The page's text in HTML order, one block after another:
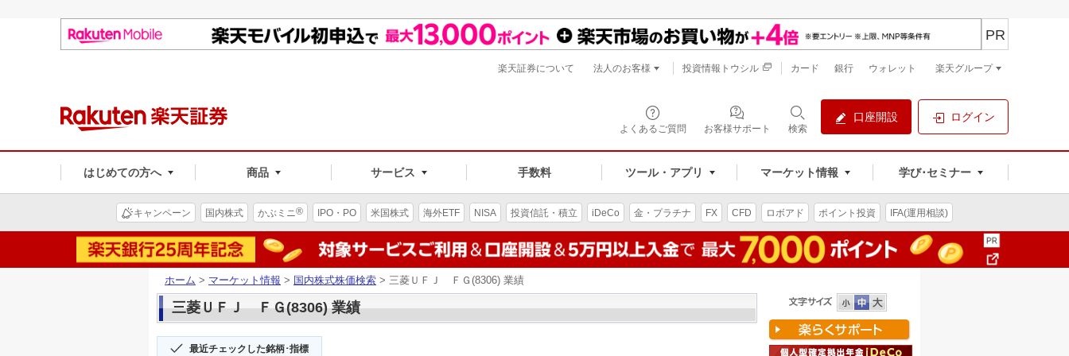
よくあるご質問 お客様サポート 検索
口座開設 ログイン
はじめての方へ 商品 サービス 手数料 ツール・アプリ マーケット情報 学び･セミナー
PR
楽天証券について 法人のお客様 投資情報トウシル カード 銀行 ウォレット 楽天グループ
キャンペーン 国内株式 かぶミニ® IPO・PO 米国株式 海外ETF NISA 投資信託・積立 iDeCo 金・プラチナ FX CFD ロボアド ポイント投資 IFA(運用相談)
ホーム > マーケット情報 > 国内株式株価検索 > 三菱ＵＦＪ ＦＧ(8306) 業績
三菱ＵＦＪ ＦＧ(8306) 業績
最近チェックした銘柄･指標